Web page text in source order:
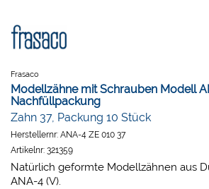
Frasaco
Modellzähne mit Schrauben Modell
Nachfüllpackung
Zahn 37, Packung 10 Stück
Herstellernr: ANA-4 ZE 010 37
Artikelnr: 321359
Natürlich geformte Modellzähnen aus
ANA-4 (V).